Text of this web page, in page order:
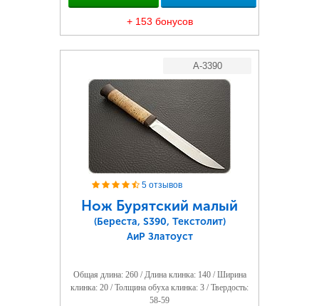
+ 153 бонусов
A-3390
5 отзывов
Нож Бурятский малый
(Береста, S390, Текстолит)
АиР Златоуст
Общая длина: 260 / Длина клинка: 140 / Ширина
клинка: 20 / Толщина обуха клинка: 3 / Твердость:
58-59